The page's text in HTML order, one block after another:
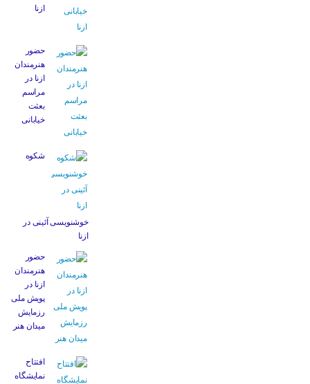
ازنا
حضور
هنرمندان
ازنا در
مراسم
بعثت
خیابانی
شکوه
خوشنویسی آئینی در
ازنا
حضور
هنرمندان
ازنا در
پویش ملی
رزمایش
میدان هنر
افتتاح
نمایشگاه